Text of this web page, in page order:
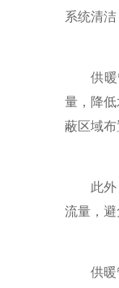
系统清
供暖管
量，降
蔽区域
此外，
流量，
供暖管